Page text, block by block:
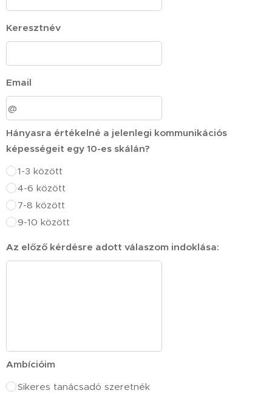
Keresztnév
Email
Hányasra értékelné a jelenlegi kommunikációs
képességeit egy 10-es skálán?
1-3 között
4-6 között
7-8 között
9-10 között
Az előző kérdésre adott válaszom indoklása:
Ambícióim
Sikeres tanácsadó szeretnék